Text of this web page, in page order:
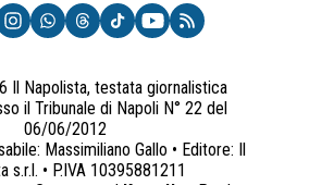
NUOVA
SCHEDA)
Il Napolista, testata giornalistica
il Tribunale di Napoli N° 22 del
06/06/2012
Massimiliano Gallo • Editore: Il
s.r.l. • P.IVA 10395881211